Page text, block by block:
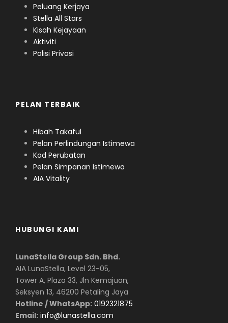
Peluang Kerjaya
Stella All Stars
Kisah Kejayaan
Aktiviti
Polisi Privasi
PELAN TERBAIK
Hibah Takaful
Pelan Perlindungan Istimewa
Kad Perubatan
Pelan Simpanan Istimewa
AIA Vitality
HUBUNGI KAMI
LunaStella Group Sdn. Bhd.
AIA LunaStella, Level 23-05,
Tower A, Plaza 33, Jln Kemajuan,
Seksyen 13, 46200 Petaling Jaya
Hotline / WhatsApp: 0192321875
Email: info@lunastella.com